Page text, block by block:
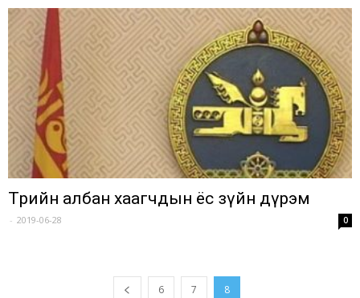
Төрийн албан хаагчдын ёс зүйн дүрэм
- 2019-06-28 0
6 7 8